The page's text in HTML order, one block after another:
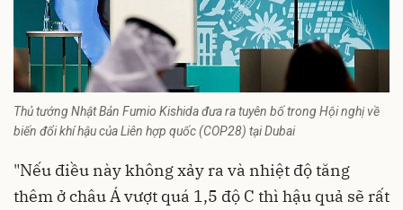
Thủ tướng Nhật Bản Fumio Kishida đưa ra tuyên bố trong Hội nghị về
biến đổi khí hậu của Liên hợp quốc (COP28) tại Dubai
"Nếu điều này không xảy ra và nhiệt độ tăng
thêm ở châu Á vượt quá 1,5 độ C thì hậu quả sẽ rất